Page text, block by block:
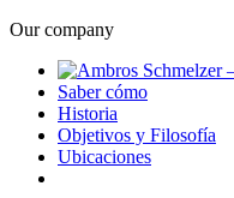
Our company
Saber cómo
Historia
Objetivos y Filosofía
Ubicaciones